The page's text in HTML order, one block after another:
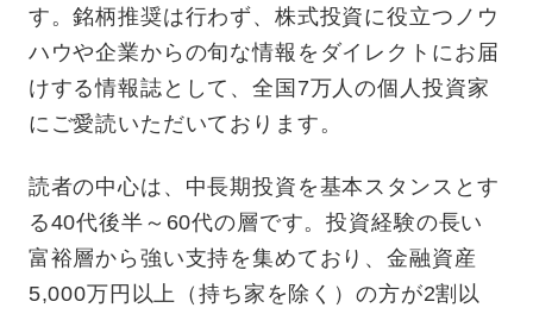
す。銘柄推奨は行わず、株式投資に役立つノウ
ハウや企業からの旬な情報をダイレクトにお届
けする情報誌として、全国7万人の個人投資家
にご愛読いただいております。
読者の中心は、中長期投資を基本スタンスとす
る40代後半～60代の層です。投資経験の長い
富裕層から強い支持を集めており、金融資産
5,000万円以上（持ち家を除く）の方が2割以